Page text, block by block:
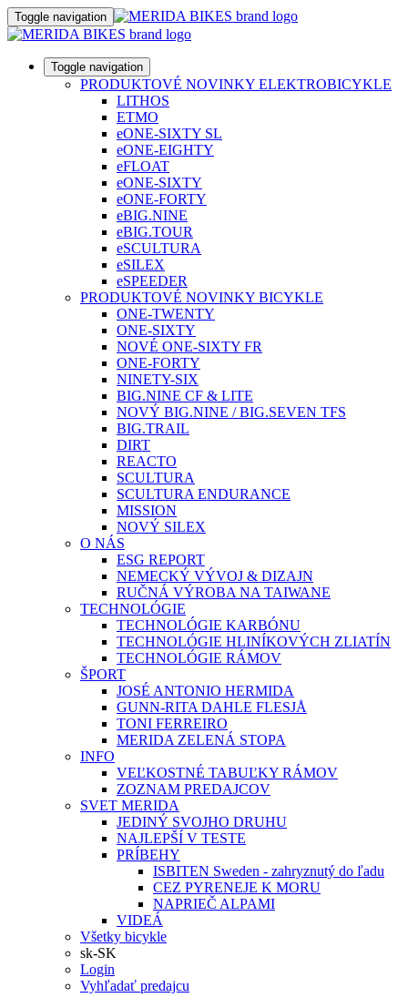
Toggle navigation
Toggle navigation
PRODUKTOVÉ NOVINKY ELEKTROBICYKLE
LITHOS
ETMO
eONE-SIXTY SL
eONE-EIGHTY
eFLOAT
eONE-SIXTY
eONE-FORTY
eBIG.NINE
eBIG.TOUR
eSCULTURA
eSILEX
eSPEEDER
PRODUKTOVÉ NOVINKY BICYKLE
ONE-TWENTY
ONE-SIXTY
NOVÉ ONE-SIXTY FR
ONE-FORTY
NINETY-SIX
BIG.NINE CF & LITE
NOVÝ BIG.NINE / BIG.SEVEN TFS
BIG.TRAIL
DIRT
REACTO
SCULTURA
SCULTURA ENDURANCE
MISSION
NOVÝ SILEX
O NÁS
ESG REPORT
NEMECKÝ VÝVOJ & DIZAJN
RUČNÁ VÝROBA NA TAIWANE
TECHNOLÓGIE
TECHNOLÓGIE KARBÓNU
TECHNOLÓGIE HLINÍKOVÝCH ZLIATÍN
TECHNOLÓGIE RÁMOV
ŠPORT
JOSÉ ANTONIO HERMIDA
GUNN-RITA DAHLE FLESJÅ
TONI FERREIRO
MERIDA ZELENÁ STOPA
INFO
VEĽKOSTNÉ TABUĽKY RÁMOV
ZOZNAM PREDAJCOV
SVET MERIDA
JEDINÝ SVOJHO DRUHU
NAJLEPŠÍ V TESTE
PRÍBEHY
ISBITEN Sweden - zahryznutý do ľadu
CEZ PYRENEJE K MORU
NAPRIEČ ALPAMI
VIDEÁ
Všetky bicykle
sk-SK
Login
Vyhľadať predajcu